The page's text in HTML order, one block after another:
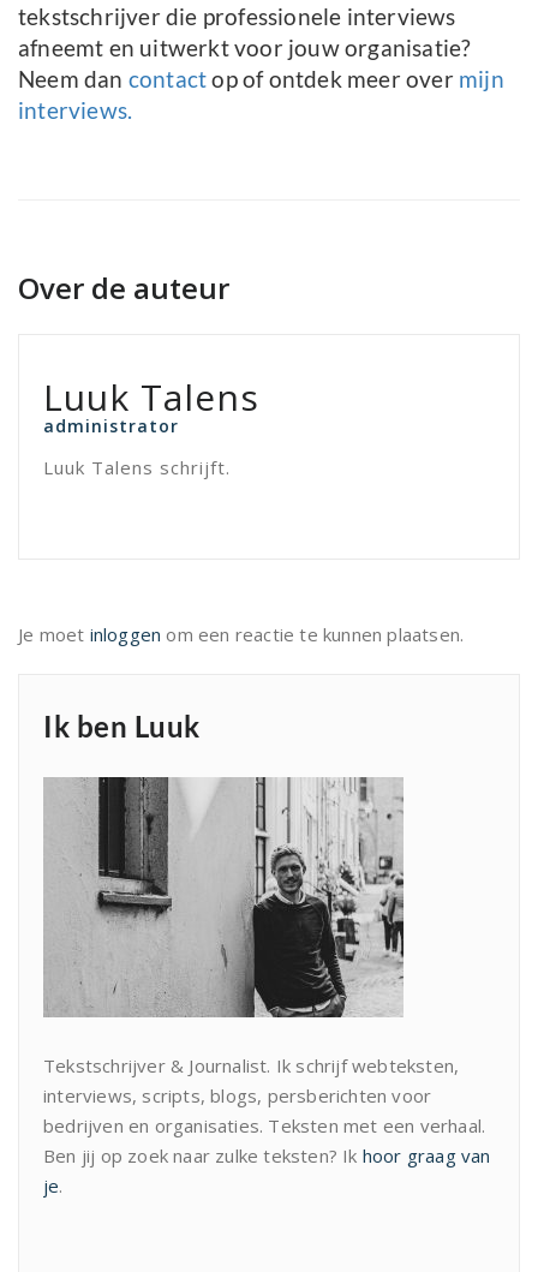
tekstschrijver die professionele interviews
afneemt en uitwerkt voor jouw organisatie?
Neem dan contactop of ontdek meer over mijn
interviews.
Over de auteur
Luuk Talens
administrator
Luuk Talens schrijft.
Je moet inloggen om een reactie te kunnen plaatsen.
Ik ben Luuk
Tekstschrijver & Journalist. Ik schrijf webteksten,
interviews, scripts, blogs, persberichten voor
bedrijven en organisaties. Teksten met een verhaal.
Ben jij op zoek naar zulke teksten? Ik hoor graag van
je.